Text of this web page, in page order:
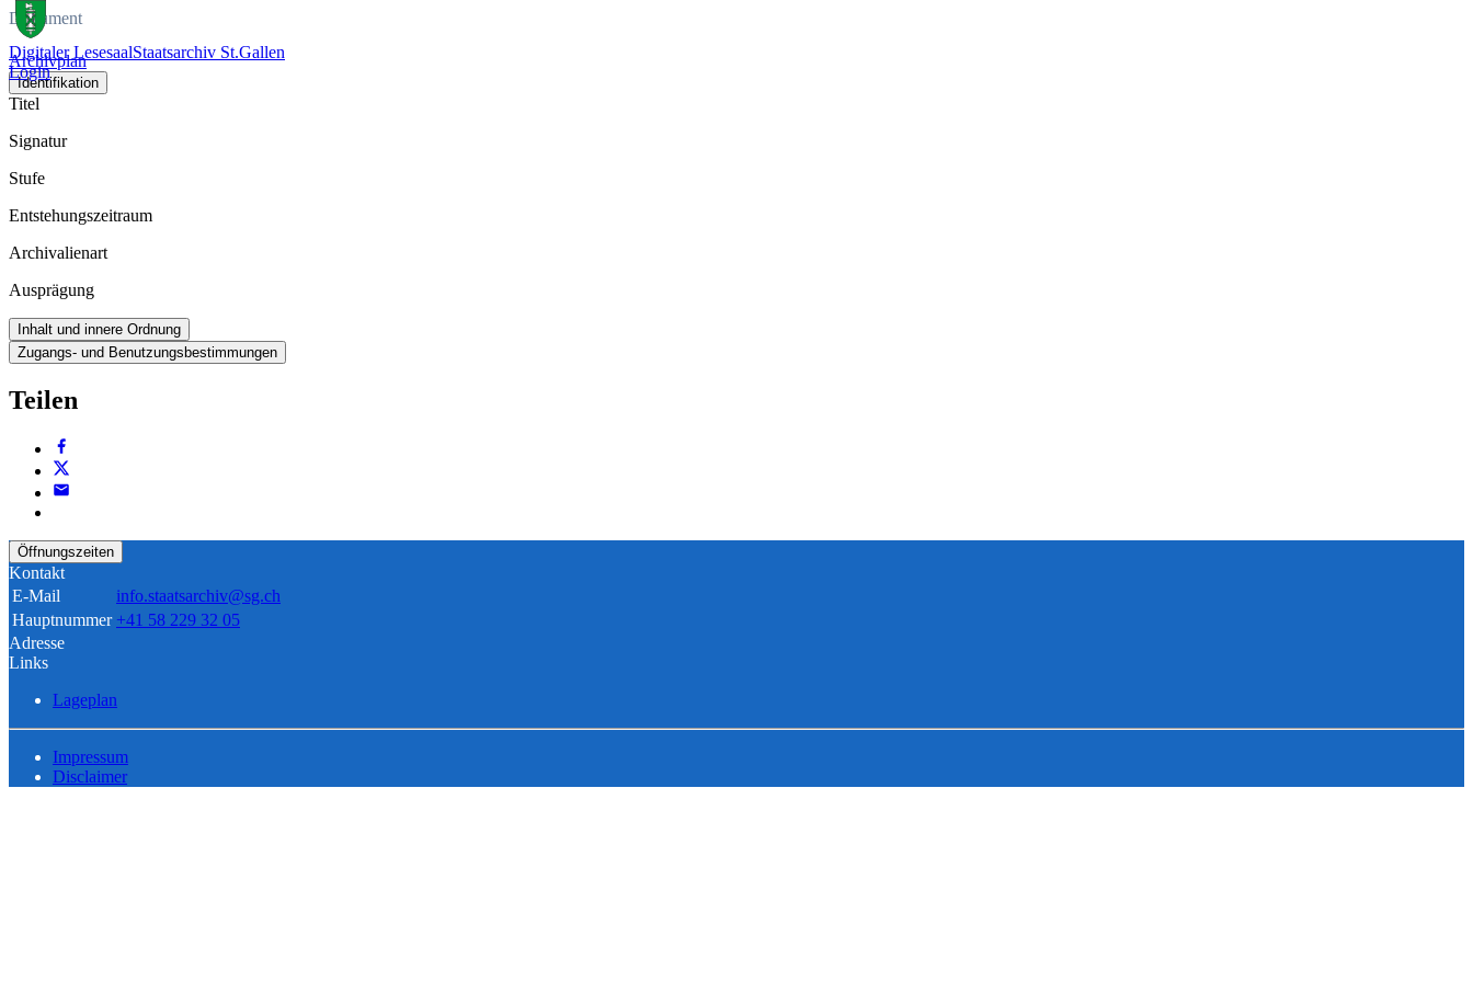
Digitaler LesesaalStaatsarchiv St.Gallen
Login
Dokument
Archivplan
Identifikation
Titel
Signatur
Stufe
Entstehungszeitraum
Archivalienart
Ausprägung
Inhalt und innere Ordnung
Zugangs- und Benutzungsbestimmungen
Teilen
Öffnungszeiten
Kontakt
E-Mail
info.staatsarchiv@sg.ch
Hauptnummer +41 58 229 32 05
Adresse
Links
Lageplan
Impressum
Disclaimer